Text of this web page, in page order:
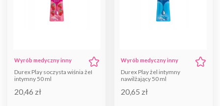
Wyrób medyczny inny
Durex Play soczysta wiśnia żel
intymny 50 ml
20,46 zł
Wyrób medyczny inny
Durex Play żel intymny
nawilżający 50 ml
20,65 zł